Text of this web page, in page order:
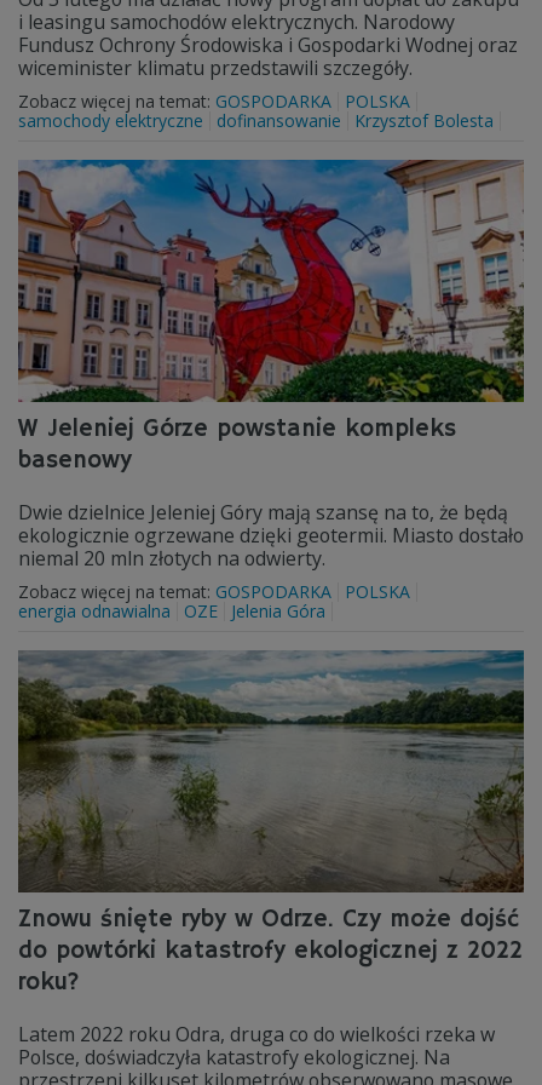
i leasingu samochodów elektrycznych. Narodowy
Fundusz Ochrony Środowiska i Gospodarki Wodnej oraz
wiceminister klimatu przedstawili szczegóły.
Zobacz więcej na temat: GOSPODARKA
POLSKA
samochody elektryczne
dofinansowanie Krzysztof Bolesta
W Jeleniej Górze powstanie kompleks
basenowy
Dwie dzielnice Jeleniej Góry mają szansę na to, że będą
ekologicznie ogrzewane dzięki geotermii. Miasto dostało
niemal 20 mln złotych na odwierty.
Zobacz więcej na temat: GOSPODARKA
POLSKA
energia odnawialna
OZE Jelenia Góra
Znowu śnięte ryby w Odrze. Czy może dojść
do powtórki katastrofy ekologicznej z 2022
roku?
Latem 2022 roku Odra, druga co do wielkości rzeka w
Polsce, doświadczyła katastrofy ekologicznej. Na